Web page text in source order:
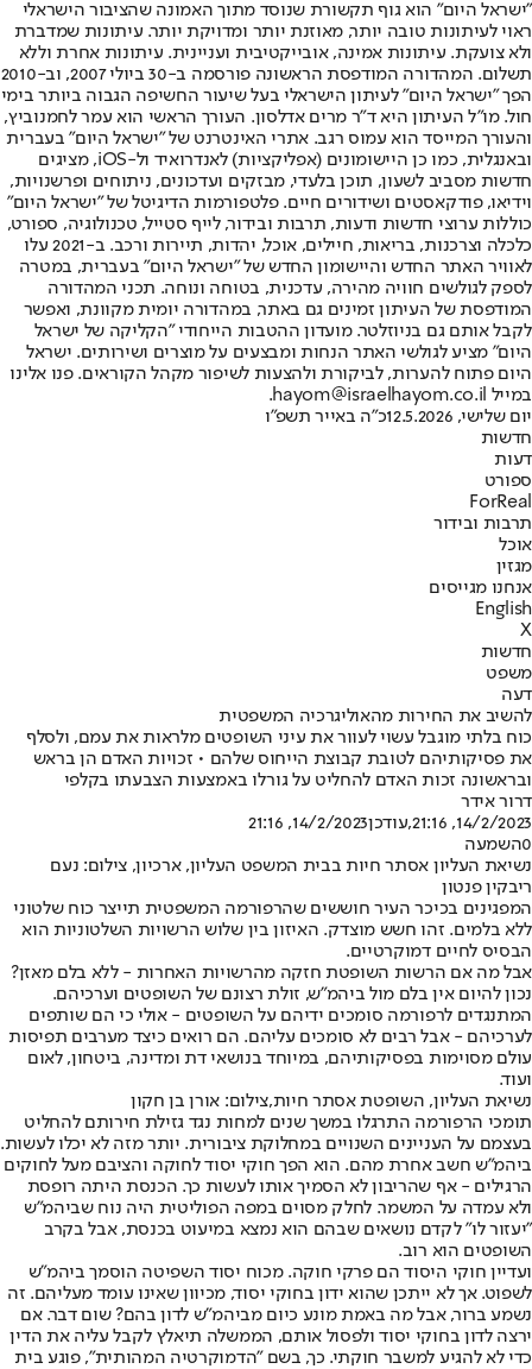
"ישראל היום" הוא גוף תקשורת שנוסד מתוך האמונה שהציבור הישראלי
ראוי לעיתונות טובה יותר, מאוזנת יותר ומדויקת יותר. עיתונות שמדברת
ולא צועקת. עיתונות אמינה, אובייקטיבית ועניינית. עיתונות אחרת וללא
תשלום. המהדורה המודפסת הראשונה פורסמה ב-30 ביולי 2007, וב-2010
הפך "ישראל היום" לעיתון הישראלי בעל שיעור החשיפה הגבוה ביותר בימי
חול. מו"ל העיתון היא ד"ר מרים אדלסון. העורך הראשי הוא עמר לחמנוביץ,
והעורך המייסד הוא עמוס רגב. אתרי האינטרנט של "ישראל היום" בעברית
ובאנגלית, כמו כן היישומונים (אפליקציות) לאנדרואיד ול-iOS, מציגים
חדשות מסביב לשעון, תוכן בלעדי, מבזקים ועדכונים, ניתוחים ופרשנויות,
וידיאו, פודקאסטים ושידורים חיים. פלטפורמות הדיגיטל של "ישראל היום"
כוללות ערוצי חדשות ודעות, תרבות ובידור, לייף סטייל, טכנולוגיה, ספורט,
כלכלה וצרכנות, בריאות, חיילים, אוכל, יהדות, תיירות ורכב. ב-2021 עלו
לאוויר האתר החדש והיישומון החדש של "ישראל היום" בעברית, במטרה
לספק לגולשים חוויה מהירה, עדכנית, בטוחה ונוחה. תכני המהדורה
המודפסת של העיתון זמינים גם באתר, במהדורה יומית מקוונת, ואפשר
לקבל אותם גם בניוזלטר. מועדון ההטבות הייחודי "הקליקה של ישראל
היום" מציע לגולשי האתר הנחות ומבצעים על מוצרים ושירותים. ישראל
היום פתוח להערות, לביקורת ולהצעות לשיפור מקהל הקוראים. פנו אלינו
במייל hayom@israelhayom.co.il.
יום שלישי, 12.5.2026
כ"ה באייר תשפ"ו
חדשות
דעות
ספורט
ForReal
תרבות ובידור
אוכל
מגזין
אנחנו מגייסים
English
X
חדשות
משפט
דעה
להשיב את החירות מהאוליגרכיה המשפטית
כוח בלתי מוגבל עשוי לעוור את עיני השופטים מלראות את עמם, ולסלף
את פסיקותיהם לטובת קבוצת הייחוס שלהם • זכויות האדם הן בראש
ובראשונה זכות האדם להחליט על גורלו באמצעות הצבעתו בקלפי
דרור אידר
14/2/2023, 21:16
,עודכן14/2/2023, 21:16
0השמעה
נשיאת העליון אסתר חיות בבית המשפט העליון, ארכיון, צילום: נעם
ריבקין פנטון
המפגינים בכיכר העיר חוששים שהרפורמה המשפטית תייצר כוח שלטוני
ללא בלמים. זהו חשש מוצדק. האיזון בין שלוש הרשויות השלטוניות הוא
הבסיס לחיים דמוקרטיים.
אבל מה אם הרשות השופטת חזקה מהרשויות האחרות - ללא בלם מאזן?
נכון להיום אין בלם מול ביהמ"ש, זולת רצונם של השופטים וערכיהם.
המתנגדים לרפורמה סומכים ידיהם על השופטים - אולי כי הם שותפים
לערכיהם - אבל רבים לא סומכים עליהם. הם רואים כיצד מערבים תפיסות
עולם מסוימות בפסיקותיהם, במיוחד בנושאי דת ומדינה, ביטחון, לאום
ועוד.
נשיאת העליון, השופטת אסתר חיות,צילום: אורן בן חקון
תומכי הרפורמה התרגלו במשך שנים למחות נגד גזילת חירותם להחליט
בעצמם על העניינים השנויים במחלוקת ציבורית. יותר מזה לא יכלו לעשות.
ביהמ"ש חשב אחרת מהם. הוא הפך חוקי יסוד לחוקה והציבם מעל לחוקים
הרגילים - אף שהריבון לא הסמיך אותו לעשות כך. הכנסת היתה רופסת
ולא עמדה על המשמר. לחלק מסוים במפה הפוליטית היה נוח שביהמ"ש
"יעזור לו" לקדם נושאים שבהם הוא נמצא במיעוט בכנסת, אבל בקרב
השופטים הוא רוב.
ועדיין חוקי היסוד הם פרקי חוקה. מכוח יסוד השפיטה הוסמך ביהמ"ש
לשפוט. אך לא ייתכן שהוא ידון בחוקי יסוד, מכיוון שאינו עומד מעליהם. זה
נשמע ברור, אבל מה באמת מונע כיום מביהמ"ש לדון בהם? שום דבר. אם
ירצה לדון בחוקי יסוד ולפסול אותם, הממשלה תיאלץ לקבל עליה את הדין
כדי לא להגיע למשבר חוקתי. כך, בשם "הדמוקרטיה המהותית", פוגע בית